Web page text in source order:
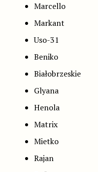
Marcello
Markant
Uso-31
Beniko
Białobrzeskie
Glyana
Henola
Matrix
Mietko
Rajan